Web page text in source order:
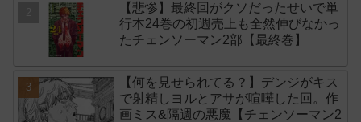
【悲惨】最終回がクソだったせいで単
行本24巻の初週売上も全然伸びなかっ
たチェンソーマン2部【最終巻】
【何を見せられてる？】デンジがキス
で射精しヨルとアサが喧嘩した回。作
画ミス&隔週の悪魔【チェンソーマン2